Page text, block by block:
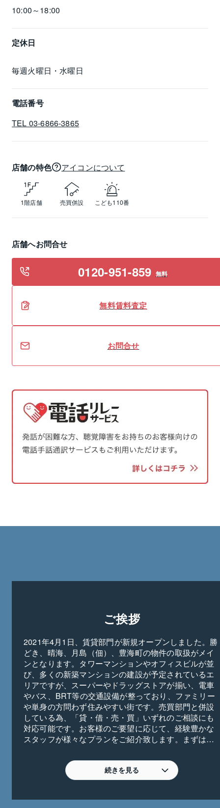
10:00～18:00
定休日
毎週火曜日・水曜日
電話番号
TEL 03-6866-3865
店舗の特色 アイコンについて
1階店舗 売買併設 こども110番
店舗へお問合せ
0120-951-859 無料
無料賃料査定
お問合せ
ご挨拶
2021年4月1日、賃貸部門が新規オープンしました。勝
どき、晴海、月島（佃）、豊海町の物件の取扱がメイ
ンとなります。タワーマンションやオフィスビルが並
び、多くの新築マンションの建設が予定されているエ
リアですが、スーパーやドラッグストアが揃い、電車
やバス、BRT等の交通設備が整っており、ファミリー
や単身の方問わず住みやすい街です。売買部門と併設
している為、「貸・借・売・買」いずれのご相談にも
対応可能です。お客様のご要望に応じて、経験豊かな
スタッフが様々なプランをご紹介致します。まずはお
お待ちお申し上げます。
続きを見る